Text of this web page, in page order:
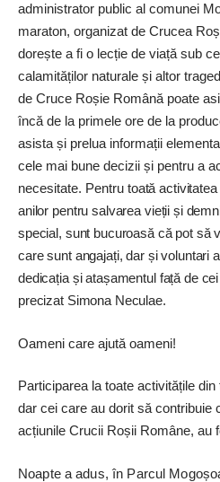
administrator public al comunei
maraton, organizat de Crucea
dorește a fi o lecție de viață sub
calamităților naturale și altor
de Cruce Roșie Română poate
încă de la primele ore de la
asista și prelua informații
cele mai bune decizii și pentru a
necesitate. Pentru toată
anilor pentru salvarea vieții și
special, sunt bucuroasă că pot să
care sunt angajați, dar și voluntari
dedicația și atașamentul față de
precizat Simona Neculae.
Oameni care ajută oameni!
Participarea la toate activitățile
dar cei care au dorit să contribuie
acțiunile Crucii Roșii Române, au
Noapte a adus, în Par­cul